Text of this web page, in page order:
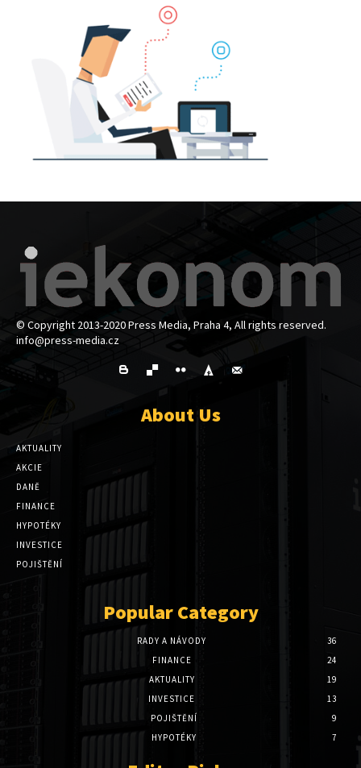
© Copyright 2013-2020 Press Media, Praha 4, All rights reserved.
info@press-media.cz
About Us
AKTUALITY
AKCIE
DANĚ
FINANCE
HYPOTÉKY
INVESTICE
POJIŠTĚNÍ
Popular Category
RADY A NÁVODY
36
FINANCE
24
AKTUALITY
19
INVESTICE
13
POJIŠTĚNÍ
9
HYPOTÉKY
7